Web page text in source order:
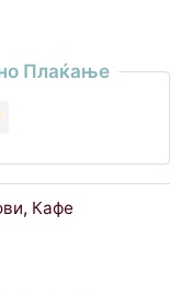
Плаќање
, Кафе